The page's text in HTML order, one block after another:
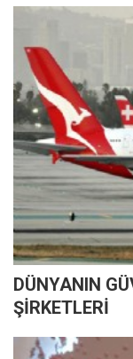
DÜNYANIN
ŞİRKETLERİ